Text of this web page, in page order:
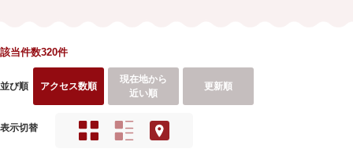
該当件数320件
並び順 アクセス数順
現在地から
近い順
更新順
表示切替